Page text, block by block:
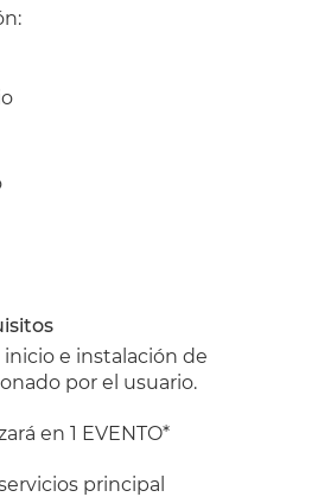
e instalación de
por el usuario.
en 1 EVENTO*
principal